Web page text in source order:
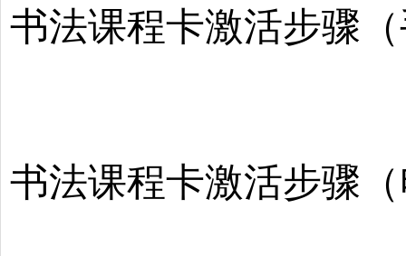
书法课程卡激活步骤
书法课程卡激活步骤